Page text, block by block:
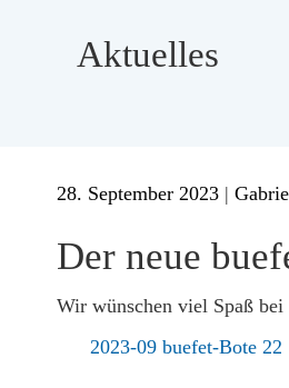
Aktuelles
28. September 2023|
Der neue
Wir wünschen viel Spaß
2023-09 buefet-Bote 22